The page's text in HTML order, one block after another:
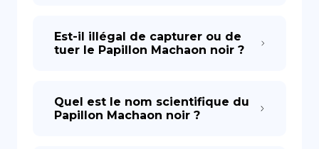
Est-il illégal de capturer ou de
tuer le Papillon Machaon noir ?
Quel est le nom scientifique du
Papillon Machaon noir ?